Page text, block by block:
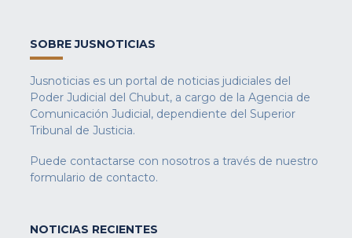
SOBRE JUSNOTICIAS
Jusnoticias es un portal de noticias judiciales del
Poder Judicial del Chubut, a cargo de la Agencia de
Comunicación Judicial, dependiente del Superior
Tribunal de Justicia.
Puede contactarse con nosotros a través de nuestro
formulario de contacto.
NOTICIAS RECIENTES